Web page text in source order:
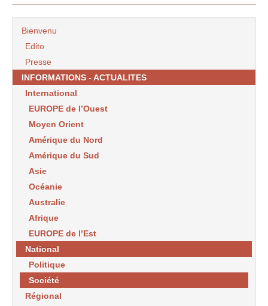
Bienvenu
Edito
Presse
INFORMATIONS - ACTUALITES
International
EUROPE de l’Ouest
Moyen Orient
Amérique du Nord
Amérique du Sud
Asie
Océanie
Australie
Afrique
EUROPE de l’Est
National
Politique
Société
Régional